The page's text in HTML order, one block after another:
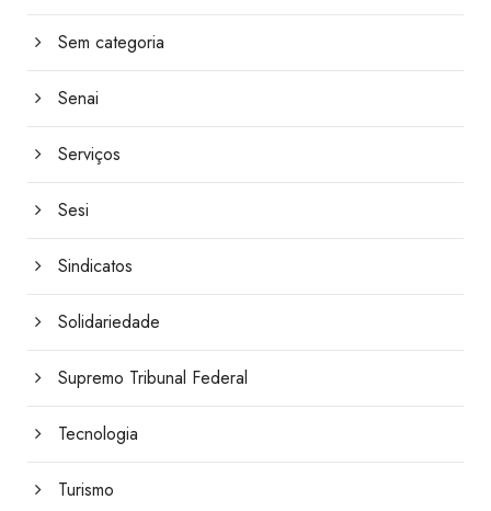
Sem categoria
Senai
Serviços
Sesi
Sindicatos
Solidariedade
Supremo Tribunal Federal
Tecnologia
Turismo